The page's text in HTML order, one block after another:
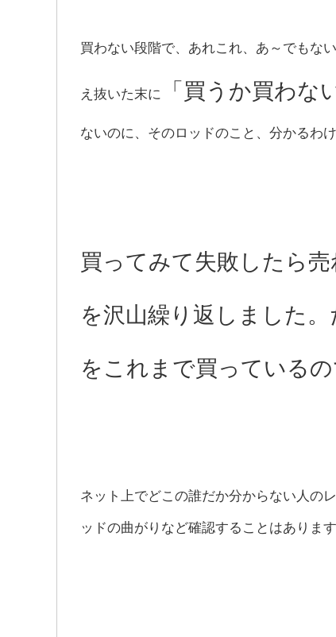
買わない段階で、あれこれ、あ～でもな
え抜いた末に 「買うか買わな
ないのに、そのロッドのこと、分かるわ
買ってみて失敗したら
を沢山繰り返しました
をこれまで買っている
ネット上でどこの誰だか分からない人の
ッドの曲がりなど確認することはありま